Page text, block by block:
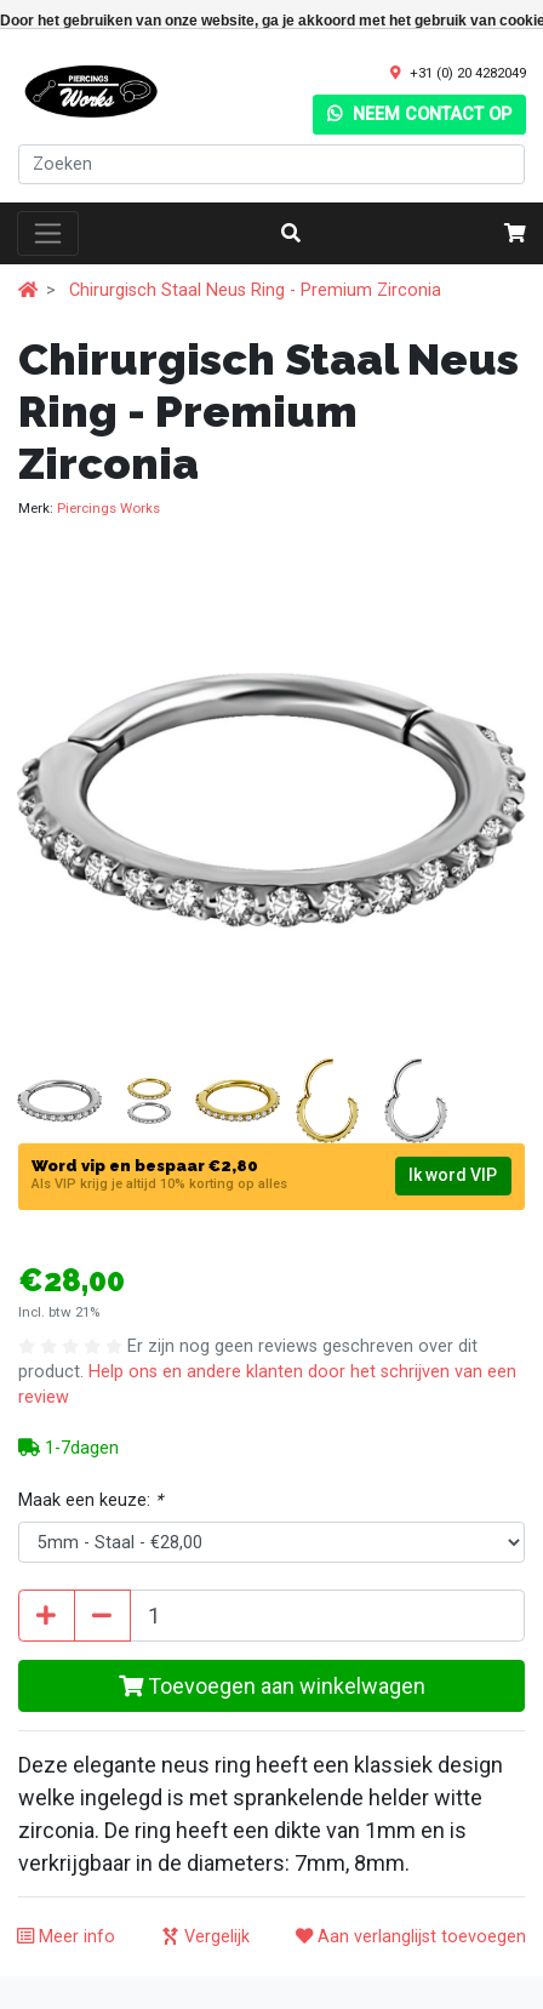
Door het gebruiken van onze website, ga je akkoord met het gebruik van
+31 (0) 20 4282049
NEEM CONTACT OP
Chirurgisch Staal Neus Ring - Premium Zirconia
Chirurgisch Staal Neus
Ring - Premium
Zirconia
Merk: Piercings Works
Word vip en bespaar €2,80
Als VIP krijg je altijd 10% korting op alles Ik word VIP
€28,00
Incl. btw 21%
Er zijn nog geen reviews geschreven over dit
product. Help ons en andere klanten door het schrijven van een
review
1-7dagen
Maak een keuze: *
Toevoegen aan winkelwagen
Deze elegante neus ring heeft een klassiek design
welke ingelegd is met sprankelende helder witte
zirconia. De ring heeft een dikte van 1mm en is
verkrijgbaar in de diameters: 7mm, 8mm.
Meer info Vergelijk Aan verlanglijst toevoegen